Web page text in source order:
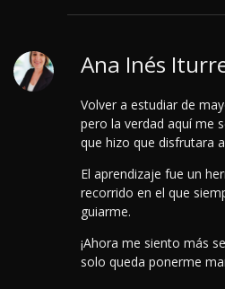
Ana Inés
Volver a estudiar de
pero la verdad aquí me
que hizo que disfrutara
El aprendizaje fue un
recorrido en el que
guiarme.
¡Ahora me siento más
solo queda ponerme